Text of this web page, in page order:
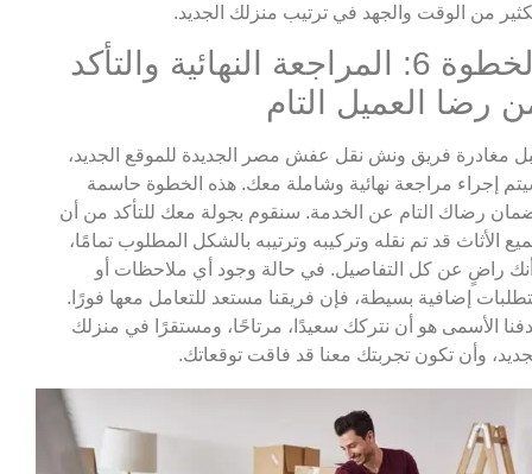
من الوقت والجهد في ترتيب منزلك الجديد.
الخطوة 6: المراجعة النهائية والتأكد
رضا العميل التام
مغادرة فريق ونش نقل عفش مصر الجديدة للموقع الجديد،
إجراء مراجعة نهائية وشاملة معك. هذه الخطوة حاسمة
رضاك التام عن الخدمة. سنقوم بجولة معك للتأكد من أن
الأثاث قد تم نقله وتركيبه وترتيبه بالشكل المطلوب تمامًا،
راضٍ عن كل التفاصيل. في حالة وجود أي ملاحظات أو
إضافية بسيطة، فإن فريقنا مستعد للتعامل معها فورًا.
الأسمى هو أن نتركك سعيدًا، مرتاحًا، ومستقرًا في منزلك
وأن تكون تجربتك معنا قد فاقت توقعاتك.